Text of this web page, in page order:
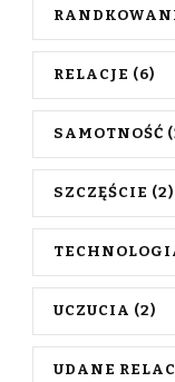
RELACJE (6)
SAMOTNOŚĆ
SZCZĘŚCIE (2)
UCZUCIA (2)
UDANE